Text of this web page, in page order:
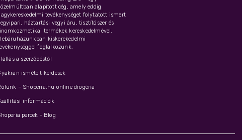
alapított cég, amely eddig
tevékenységet folytatott ismert
háztartási vegyi áru, tisztítószer és
termékek kereskedelmével.
kiskerekedelmi
foglalkozunk.
a szerződéstől
ismételt kérdések
– Shoperia.hu online drogéria
információk
percek - Blog